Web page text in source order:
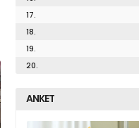
17.
18.
19.
20.
ANKET